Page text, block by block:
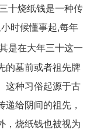
十烧纸钱是一种传
时候懂事起,每年
是在大年三十这一
的墓前或者祖先牌
这种习俗起源于古
给阴间的祖先，
，烧纸钱也被视为